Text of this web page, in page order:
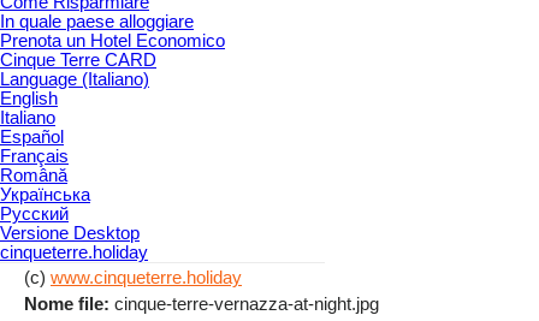
In quale paese alloggiare
Prenota un Hotel Economico
Cinque Terre CARD
Language (Italiano)
English
Italiano
Español
Français
Română
Українська
Русский
Versione Desktop
cinqueterre.holiday
(c) www.cinqueterre.holiday
Nome file: cinque-terre-vernazza-at-night.jpg